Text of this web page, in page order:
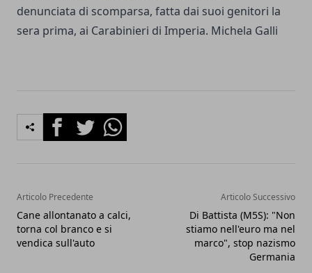
denunciata di scomparsa, fatta dai suoi genitori la
sera prima, ai Carabinieri di Imperia. Michela Galli
FacebookTwitterWhatsapp
Articolo Precedente
Cane allontanato a calci,
torna col branco e si
vendica sull'auto
Articolo Successivo
Di Battista (M5S): "Non
stiamo nell'euro ma nel
marco", stop nazismo
Germania